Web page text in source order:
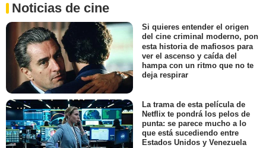
Noticias de cine
Si quieres entender el origen
del cine criminal moderno, pon
esta historia de mafiosos para
ver el ascenso y caída del
hampa con un ritmo que no te
deja respirar
La trama de esta película de
Netflix te pondrá los pelos de
punta: se parece mucho a lo
que está sucediendo entre
Estados Unidos y Venezuela